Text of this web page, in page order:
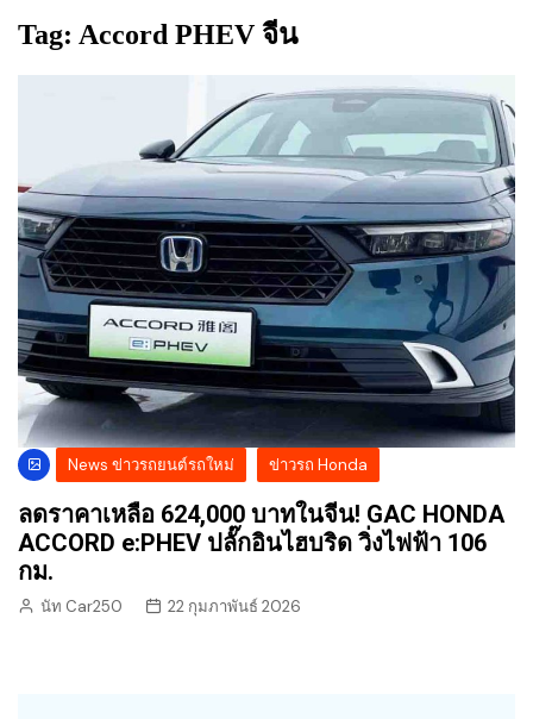
Tag: Accord PHEV จีน
News ข่าวรถยนต์รถใหม่ ข่าวรถ Honda
ลดราคาเหลือ 624,000 บาทในจีน! GAC HONDA
ACCORD e:PHEV ปลั๊กอินไฮบริด วิ่งไฟฟ้า 106
กม.
นัท Car250 22 กุมภาพันธ์ 2026